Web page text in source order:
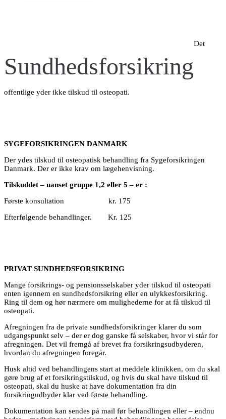
Sundhedsforsikring
Det
offentlige yder ikke tilskud til osteopati.
SYGEFORSIKRINGEN DANMARK
Der ydes tilskud til osteopatisk behandling fra Sygeforsikringen
Danmark. Der er ikke krav om lægehenvisning.
Tilskuddet – uanset gruppe 1,2 eller 5 – er :
Første konsultation kr. 175
Efterfølgende behandlinger. Kr. 125
PRIVAT SUNDHEDSFORSIKRING
Mange forsikrings- og pensionsselskaber yder tilskud til osteopati
enten igennem en sundhedsforsikring eller en ulykkesforsikring.
Ring til dem og hør nærmere om mulighederne for at få tilskud til
osteopati.
Afregningen fra de private sundhedsforsikringer klarer du som
udgangspunkt selv – der er dog ganske få selskaber, hvor vi står for
afregningen. Det vil fremgå af brevet fra forsikringsudbyderen,
hvordan du afregningen foregår.
Husk altid ved behandlingens start at meddele klinikken, om du skal
gøre brug af et forsikringstilskud, og hvis du skal have tilskud til
osteopati, skal du huske at have dokumentation fra din
forsikringudbyder klar ved første behandling.
Dokumentation kan sendes på mail før behandlingen eller – endnu